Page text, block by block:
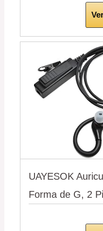
UAYESOK
Forma de G, 2